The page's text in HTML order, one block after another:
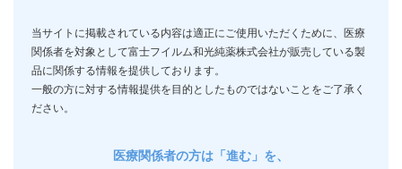
当サイトに掲載されている内容は適正にご使用いただくために、
医療
関係者を対象として富士フイルム和光純薬株式会社が販売している製
品に関係する情報を提供しております。
一般の方に対する情報提供を目的としたものではないことをご了承く
ださい。
医療関係者の方は「進む」を、